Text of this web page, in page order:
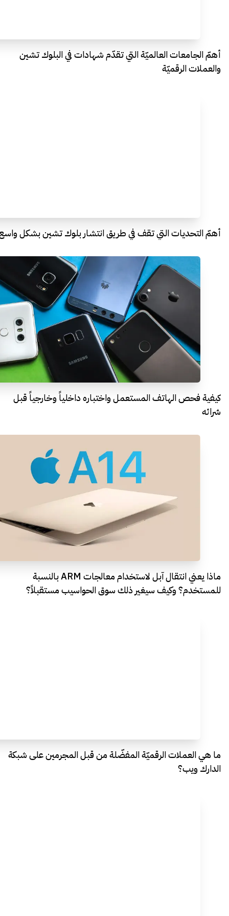
أهمّ الجامعات العالميّة التي تقدّم شهادات في البلوك تشين
والعملات الرقميّة
أهمّ التحديات التي تقف في طريق انتشار بلوك تشين بشكل
كيفية فحص الهاتف المستعمل واختباره داخلياً وخارجياً قبل
شرائه
ماذا يعني انتقال آبل لاستخدام معالجات ARM بالنسبة
للمستخدم؟ وكيف سيغير ذلك سوق الحواسيب مستقبلاً؟
ما هي العملات الرقميّة المفضّلة من قبل المجرمين على شبكة
الدارك ويب؟